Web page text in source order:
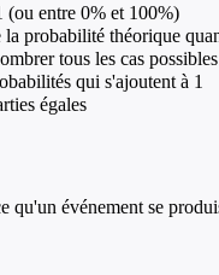
(ou entre 0% et 100%)
probabilité théorique
tous les cas possibles
qui s'ajoutent à 1
égales
qu'un événement se